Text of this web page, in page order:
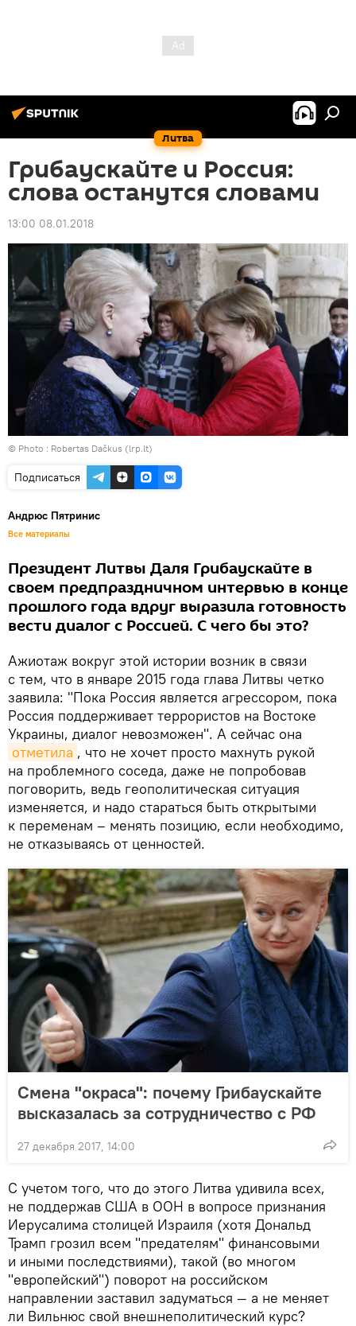
Литва
Грибаускайте и Россия:
слова останутся словами
13:00 08.01.2018
© Photo : Robertas Dačkus (lrp.lt)
Подписаться
Андрюс Пятринис
Все материалы
Президент Литвы Даля Грибаускайте в
своем предпраздничном интервью в конце
прошлого года вдруг выразила готовность
вести диалог с Россией. С чего бы это?
Ажиотаж вокруг этой истории возник в связи
с тем, что в январе 2015 года глава Литвы четко
заявила: "Пока Россия является агрессором, пока
Россия поддерживает террористов на Востоке
Украины, диалог невозможен". А сейчас она
отметила , что не хочет просто махнуть рукой
на проблемного соседа, даже не попробовав
поговорить, ведь геополитическая ситуация
изменяется, и надо стараться быть открытыми
к переменам – менять позицию, если необходимо,
не отказываясь от ценностей.
Смена "окраса": почему Грибаускайте
высказалась за сотрудничество с РФ
27 декабря 2017, 14:00
С учетом того, что до этого Литва удивила всех,
не поддержав США в ООН в вопросе признания
Иерусалима столицей Израиля (хотя Дональд
Трамп грозил всем "предателям" финансовыми
и иными последствиями), такой (во многом
"европейский") поворот на российском
направлении заставил задуматься — а не меняет
ли Вильнюс свой внешнеполитический курс?